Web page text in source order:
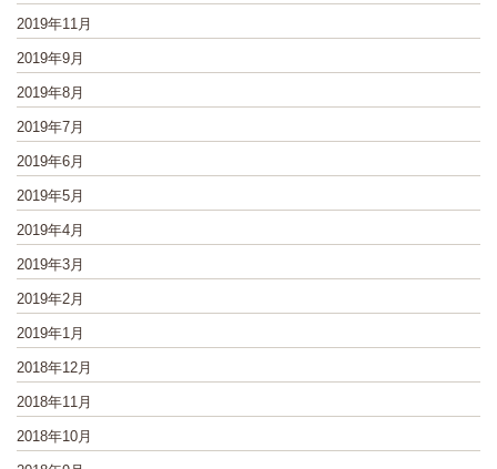
2019年11月
2019年9月
2019年8月
2019年7月
2019年6月
2019年5月
2019年4月
2019年3月
2019年2月
2019年1月
2018年12月
2018年11月
2018年10月